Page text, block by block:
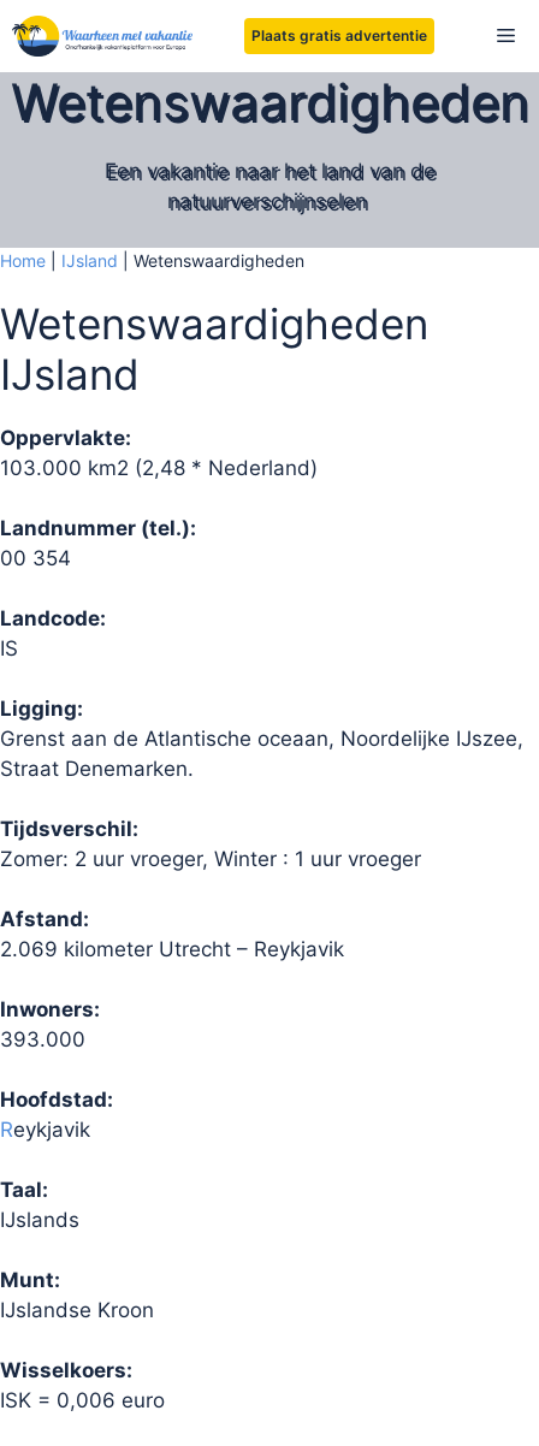
Ga
naar
de
inhoud
Plaats gratis advertentie
Wetenswaardigheden
Een vakantie naar het land van de
natuurverschijnselen
Home IJsland Wetenswaardigheden
Wetenswaardigheden
IJsland
Oppervlakte:
103.000 km2 (2,48 * Nederland)
Landnummer (tel.):
00 354
Landcode:
IS
Ligging:
Grenst aan de Atlantische oceaan, Noordelijke IJszee,
Straat Denemarken.
Tijdsverschil:
Zomer: 2 uur vroeger, Winter : 1 uur vroeger
Afstand:
2.069 kilometer Utrecht – Reykjavik
Inwoners:
393.000
Hoofdstad:
Reykjavik
Taal:
IJslands
Munt:
IJslandse Kroon
Wisselkoers:
ISK = 0,006 euro